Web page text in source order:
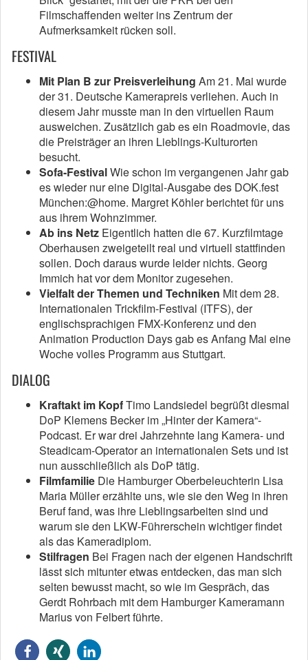
Filmschaffenden weiter ins Zentrum der
Aufmerksamkeit rücken soll.
FESTIVAL
Mit Plan B zur Preisverleihung Am 21. Mai wurde
der 31. Deutsche Kamerapreis verliehen. Auch in
diesem Jahr musste man in den virtuellen Raum
ausweichen. Zusätzlich gab es ein Roadmovie, das
die Preisträger an ihren Lieblings-Kulturorten
besucht.
Sofa-FestivalWie schon im vergangenen Jahr gab
es wieder nur eine Digital-Ausgabe des DOK.fest
München:@home. Margret Köhler berichtet für uns
aus ihrem Wohnzimmer.
Ab ins Netz Eigentlich hatten die 67. Kurzfilmtage
Oberhausen zweigeteilt real und virtuell stattfinden
sollen. Doch daraus wurde leider nichts. Georg
Immich hat vor dem Monitor zugesehen.
Vielfalt der Themen und Techniken Mit dem 28.
Internationalen Trickfilm-Festival (ITFS), der
englischsprachigen FMX-Konferenz und den
Animation Production Days gab es Anfang Mai eine
Woche volles Programm aus Stuttgart.
DIALOG
Kraftakt im KopfTimo Landsiedel begrüßt diesmal
DoP Klemens Becker im „Hinter der Kamera“-
Podcast. Er war drei Jahrzehnte lang Kamera- und
Steadicam-Operator an internationalen Sets und ist
nun ausschließlich als DoP tätig.
Filmfamilie Die Hamburger Oberbeleuchterin Lisa
Maria Müller erzählte uns, wie sie den Weg in ihren
Beruf fand, was ihre Lieblingsarbeiten sind und
warum sie den LKW-Führerschein wichtiger findet
als das Kameradiplom.
Stilfragen Bei Fragen nach der eigenen Handschrift
lässt sich mitunter etwas entdecken, das man sich
selten bewusst macht, so wie im Gespräch, das
Gerdt Rohrbach mit dem Hamburger Kameramann
Marius von Felbert führte.